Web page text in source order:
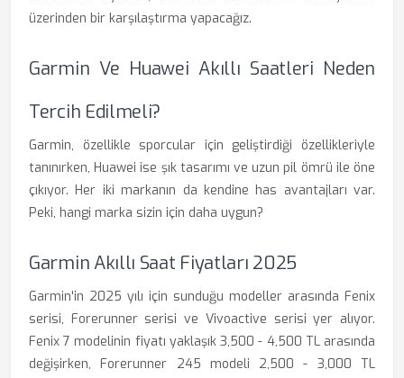
üzerinden bir karşılaştırma yapacağız.
Garmin Ve Huawei Akıllı Saatleri Neden
Tercih Edilmeli?
Garmin, özellikle sporcular için geliştirdiği özellikleriyle
tanınırken, Huawei ise şık tasarımı ve uzun pil ömrü ile öne
çıkıyor. Her iki markanın da kendine has avantajları var.
Peki, hangi marka sizin için daha uygun?
Garmin Akıllı Saat Fiyatları 2025
Garmin'in 2025 yılı için sunduğu modeller arasında Fenix
serisi, Forerunner serisi ve Vivoactive serisi yer alıyor.
Fenix 7 modelinin fiyatı yaklaşık 3,500 - 4,500 TL arasında
değişirken, Forerunner 245 modeli 2,500 - 3,000 TL